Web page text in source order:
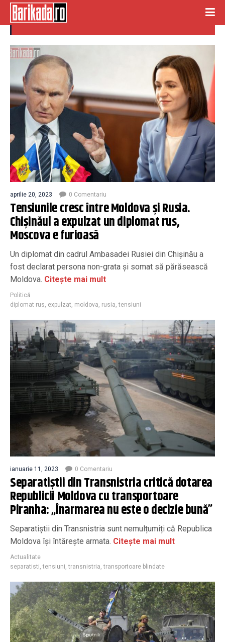
tensiuni
aprilie 20, 2023 0 Comentariu
Tensiunile cresc între Moldova și Rusia.
Chișinăul a expulzat un diplomat rus,
Moscova e furioasă
Un diplomat din cadrul Ambasadei Rusiei din Chișinău a
fost declarat persona non-grata și somat să părăsească
Moldova. Citește mai mult
Politică
diplomat rus, expulzat, moldova, rusia,tensiuni
ianuarie 11, 2023 0 Comentariu
Separatiștii din Transnistria critică dotarea
Republicii Moldova cu transportoare
Piranha: „Înarmarea nu este o decizie bună”
Separatiștii din Transnistria sunt nemulțumiți că Republica
Moldova își întărește armata. Citește mai mult
Actualitate
separatisti,tensiuni,transnistria,transportoare blindate